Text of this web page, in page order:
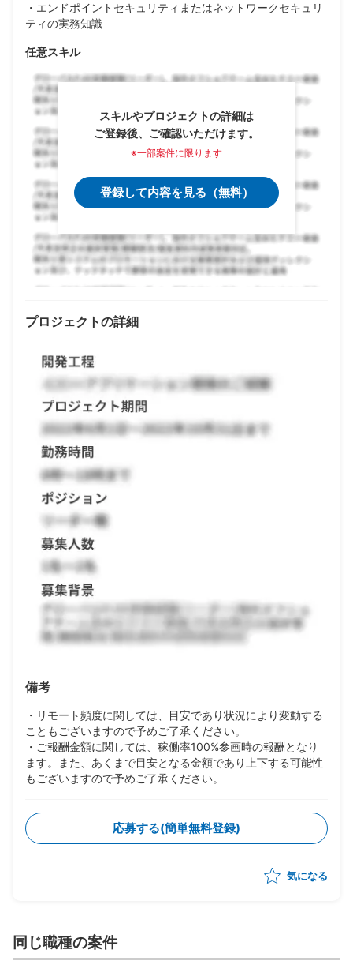
・エンドポイントセキュリティまたはネットワークセキュリ
ティの実務知識
任意スキル
スキルやプロジェクトの詳細は
ご登録後、ご確認いただけます。
※一部案件に限ります
登録して内容を見る（無料）
プロジェクトの詳細
備考
・リモート頻度に関しては、目安であり状況により変動する
こともございますので予めご了承ください。
・ご報酬金額に関しては、稼働率100%参画時の報酬となり
ます。また、あくまで目安となる金額であり上下する可能性
もございますので予めご了承ください。
応募する(簡単無料登録)
気になる
同じ職種の案件